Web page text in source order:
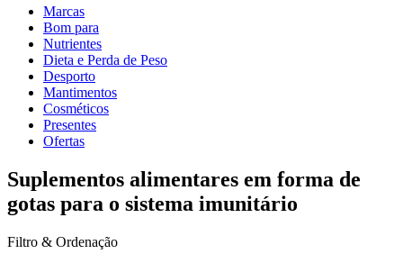
Marcas
Bom para
Nutrientes
Dieta e Perda de Peso
Desporto
Mantimentos
Cosméticos
Presentes
Ofertas
Suplementos alimentares em forma de
gotas para o sistema imunitário
Filtro & Ordenação